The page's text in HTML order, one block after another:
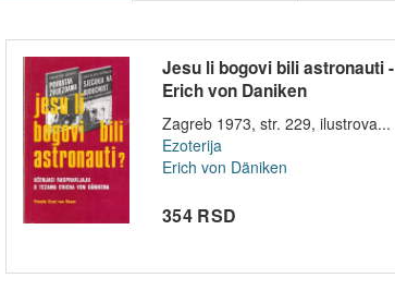
Jesu li bogovi bili astronauti -
Erich von Daniken
Zagreb 1973, str. 229, ilustrova...
Ezoterija
Erich von Däniken
354 RSD